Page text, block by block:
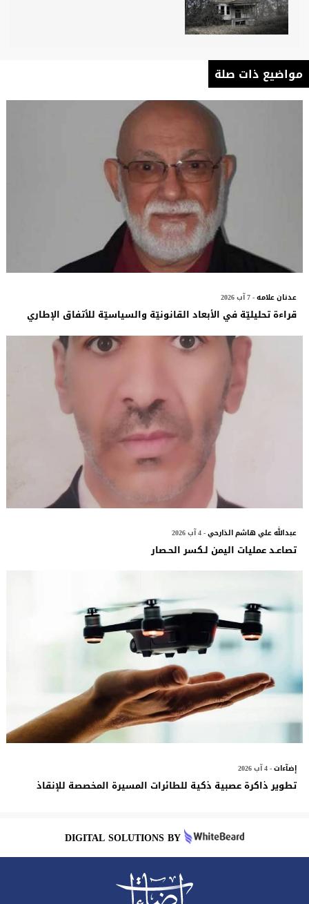
مواضيع ذات صلة
عدنان علامه- 7 آب 2026
قراءة تحليليّة في الأبعاد القانونيّة والسياسيّة للأتفاق الإطاري
عبدالله علي هاشم الذارحي- 4 آب 2026
تصاعـد عمليات اليمن لـكسر الحـصار
إضآءات- 4 آب 2026
تطوير ذاكرة عصبية ذكية للطائرات المسيرة المخصصة للإنقاذ
DIGITAL SOLUTIONS BY